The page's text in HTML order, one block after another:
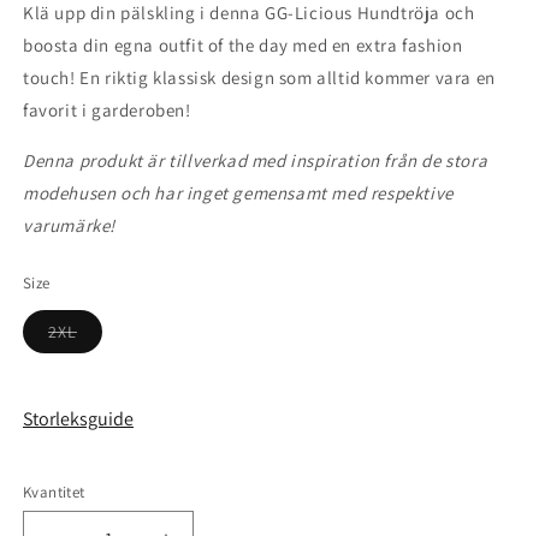
Klä upp din pälskling i denna GG-Licious Hundtröja och
boosta din egna outfit of the day med en extra fashion
touch! En riktig klassisk design som alltid kommer vara en
favorit i garderoben!
Denna produkt är tillverkad med inspiration från de stora
modehusen och har inget gemensamt med respektive
varumärke!
Size
2XLVarianten
är
tillgänglig
Storleksguide
Kvantitet
Kvantitet